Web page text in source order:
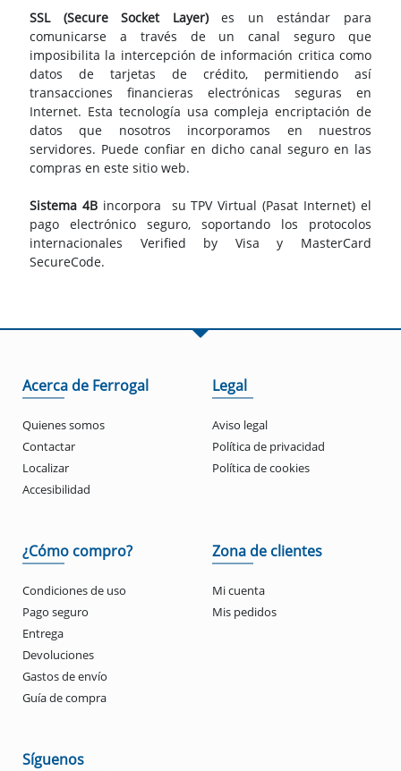
SSL (Secure Socket Layer)es un estándar para
comunicarse a través de un canal seguro que
imposibilita la intercepción de información critica como
datos de tarjetas de crédito, permitiendo así
transacciones financieras electrónicas seguras en
Internet. Esta tecnología usa compleja encriptación de
datos que nosotros incorporamos en nuestros
servidores. Puede confiar en dicho canal seguro en las
compras en este sitio web.
Sistema 4Bincorpora su TPV Virtual (Pasat Internet) el
pago electrónico seguro, soportando los protocolos
internacionales Verified by Visa y MasterCard
SecureCode.
Acerca de Ferrogal
Quienes somos
Contactar
Localizar
Accesibilidad
Legal
Aviso legal
Política de privacidad
Política de cookies
¿Cómo compro?
Condiciones de uso
Pago seguro
Entrega
Devoluciones
Gastos de envío
Guía de compra
Zona de clientes
Mi cuenta
Mis pedidos
Síguenos